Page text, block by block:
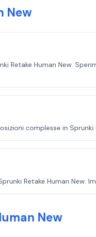
New
Retake Human New.
complesse in Sprunki
Retake Human New.
New